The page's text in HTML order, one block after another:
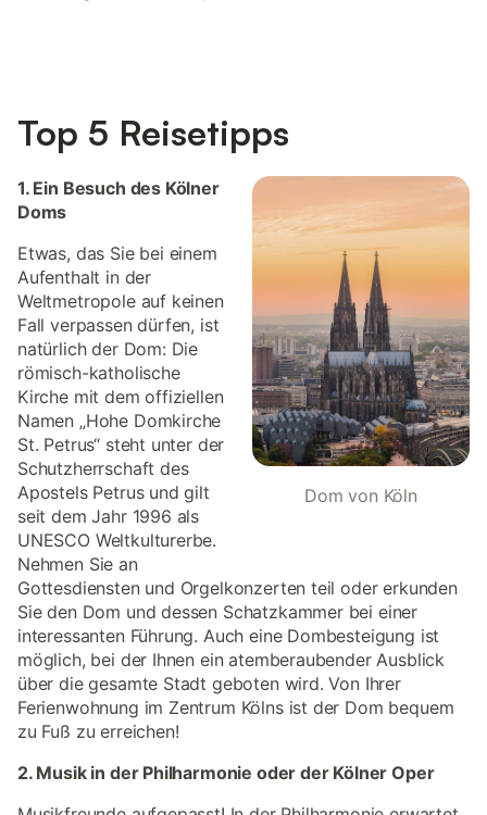
Top 5 Reisetipps
Dom von Köln
1. Ein Besuch des Kölner
Doms
Etwas, das Sie bei einem
Aufenthalt in der
Weltmetropole auf keinen
Fall verpassen dürfen, ist
natürlich der Dom: Die
römisch-katholische
Kirche mit dem offiziellen
Namen „Hohe Domkirche
St. Petrus“ steht unter der
Schutzherrschaft des
Apostels Petrus und gilt
seit dem Jahr 1996 als
UNESCO Weltkulturerbe.
Nehmen Sie an
Gottesdiensten und Orgelkonzerten teil oder erkunden
Sie den Dom und dessen Schatzkammer bei einer
interessanten Führung. Auch eine Dombesteigung ist
möglich, bei der Ihnen ein atemberaubender Ausblick
über die gesamte Stadt geboten wird. Von Ihrer
Ferienwohnung im Zentrum Kölns ist der Dom bequem
zu Fuß zu erreichen!
2. Musik in der Philharmonie oder der Kölner Oper